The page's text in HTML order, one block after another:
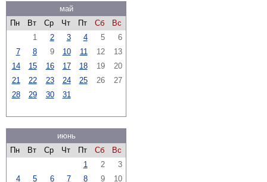
май
Пн
Вт Ср Чт Пт Сб
Вс
1
2 3 4 5
6
7
8 9 10 11 12
13
14
15 16 17 18 19
20
21
22 23 24 25 26
27
28
29 30 31
июнь
Пн
Вт Ср Чт Пт Сб
Вс
1
2
3
4
5 6 7 8 9
10